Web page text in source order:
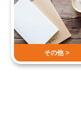
その他 >